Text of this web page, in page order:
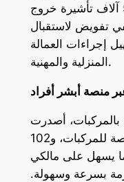
النهائي، إضافة إلى إصدار 5 آلاف تأشيرة خروج
تفويض لاستقبال
إجراءات العمالة
المنزلية والمهنية.
منصة أبشر أفراد
بالمركبات، أصدرت
منصة أبشر أفراد 127 ألف رخصة للمركبات، و102
يسهل على مالكي
بسرعة وسهولة.